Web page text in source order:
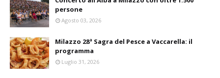
persone
Agosto 03, 2026
Milazzo 28ª Sagra del Pesce a Vaccarella: il
programma
Luglio 31, 2026